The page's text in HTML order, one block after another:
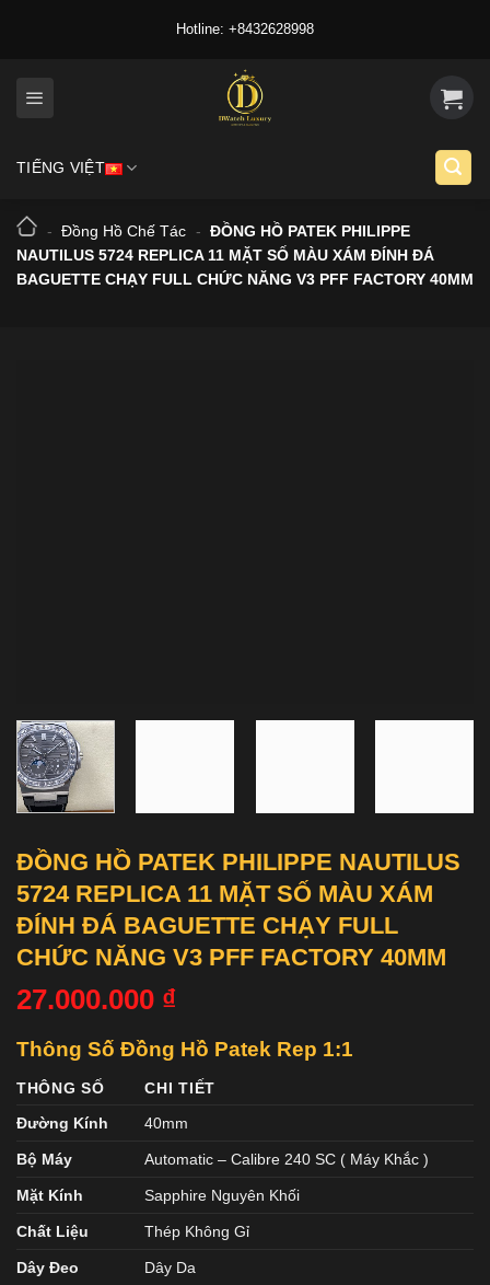
Hotline: +8432628998
TIẾNG VIỆT
- Đồng Hồ Chế Tác - ĐỒNG HỒ PATEK PHILIPPE
NAUTILUS 5724 REPLICA 11 MẶT SỐ MÀU XÁM ĐÍNH ĐÁ
BAGUETTE CHẠY FULL CHỨC NĂNG V3 PFF FACTORY 40MM
ĐỒNG HỒ PATEK PHILIPPE NAUTILUS
5724 REPLICA 11 MẶT SỐ MÀU XÁM
ĐÍNH ĐÁ BAGUETTE CHẠY FULL
CHỨC NĂNG V3 PFF FACTORY 40MM
27.000.000 ₫
Thông Số Đồng Hồ Patek Rep 1:1
THÔNG SỐ
CHI TIẾT
Đường Kính
40mm
Bộ Máy Automatic – Calibre 240 SC ( Máy Khắc )
Mặt Kính Sapphire Nguyên Khối
Chất Liệu Thép Không Gỉ
Dây Đeo Dây Da